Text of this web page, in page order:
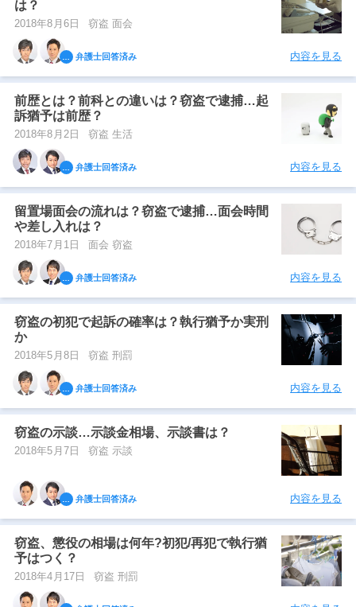
は？
2018年8月6日 窃盗 面会
弁護士回答済み 内容を見る
前歴とは？前科との違いは？窃盗で逮捕…起
訴猶予は前歴？
2018年8月2日 窃盗 生活
弁護士回答済み 内容を見る
留置場面会の流れは？窃盗で逮捕…面会時間
や差し入れは？
2018年7月1日 面会 窃盗
弁護士回答済み 内容を見る
窃盗の初犯で起訴の確率は？執行猶予か実刑
か
2018年5月8日 窃盗 刑罰
弁護士回答済み 内容を見る
窃盗の示談…示談金相場、示談書は？
2018年5月7日 窃盗 示談
弁護士回答済み 内容を見る
窃盗、懲役の相場は何年?初犯/再犯で執行猶
予はつく？
2018年4月17日 窃盗 刑罰